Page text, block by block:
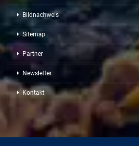
Bildnachweis
Sitemap
Partner
Newsletter
Kontakt